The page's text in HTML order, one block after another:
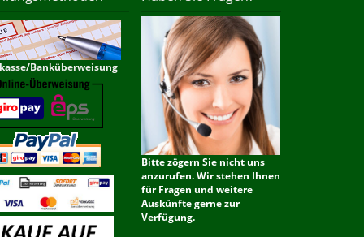
Banküberweisung
Bitte zögern Sie nicht uns
anzurufen. Wir stehen Ihnen
für Fragen und weitere
Auskünfte gerne zur
Verfügung.